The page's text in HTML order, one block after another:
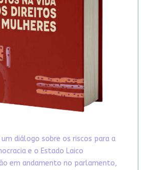
diálogo sobre os riscos para a
e o Estado Laico
em andamento no parlamento,